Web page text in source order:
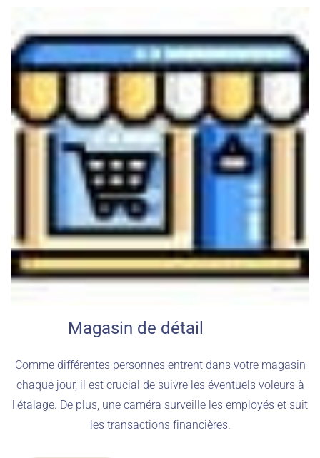
Magasin de détail
Comme différentes personnes entrent dans votre magasin
chaque jour, il est crucial de suivre les éventuels voleurs à
l'étalage. De plus, une caméra surveille les employés et suit
les transactions financières.